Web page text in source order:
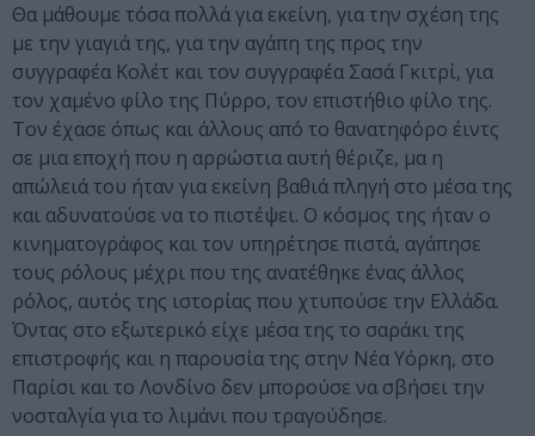
Θα μάθουμε τόσα πολλά για εκείνη, για την σχέση της
με την γιαγιά της, για την αγάπη της προς την
συγγραφέα Κολέτ και τον συγγραφέα Σασά Γκιτρί, για
τον χαμένο φίλο της Πύρρο, τον επιστήθιο φίλο της.
Τον έχασε όπως και άλλους από το θανατηφόρο έιντς
σε μια εποχή που η αρρώστια αυτή θέριζε, μα η
απώλειά του ήταν για εκείνη βαθιά πληγή στο μέσα της
και αδυνατούσε να το πιστέψει. Ο κόσμος της ήταν ο
κινηματογράφος και τον υπηρέτησε πιστά, αγάπησε
τους ρόλους μέχρι που της ανατέθηκε ένας άλλος
ρόλος, αυτός της ιστορίας που χτυπούσε την Ελλάδα.
Όντας στο εξωτερικό είχε μέσα της το σαράκι της
επιστροφής και η παρουσία της στην Νέα Υόρκη, στο
Παρίσι και το Λονδίνο δεν μπορούσε να σβήσει την
νοσταλγία για το λιμάνι που τραγούδησε.